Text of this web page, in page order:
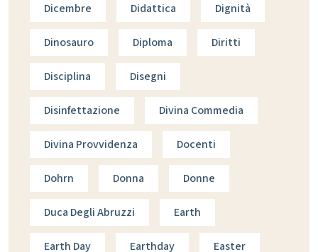
Dicembre Didattica Dignità
Dinosauro Diploma Diritti
Disciplina Disegni
Disinfettazione Divina Commedia
Divina Provvidenza Docenti
Dohrn Donna Donne
Duca Degli Abruzzi Earth
Earth Day Earthday Easter